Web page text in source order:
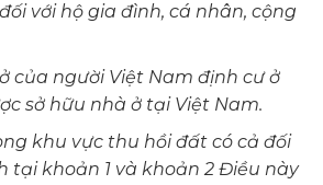
với hộ gia đình, cá nhân, cộng
của người Việt Nam định cư ở
sở hữu nhà ở tại Việt Nam.
khu vực thu hồi đất có cả đối
tại khoản 1 và khoản 2 Điều này